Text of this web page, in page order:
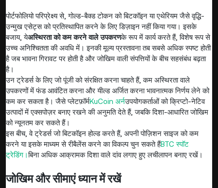
पोर्टफोलियो परिप्रेक्ष्य से, गोल्ड-बैक्ड टोकन को बिटकॉइन या एथेरियम जैसे वृद्धि-
उन्मुख एसेट्स को प्रतिस्थापित करने के लिए डिज़ाइन नहीं किया गया। इसके
बजाय, येअस्थिरता को कम करने वाले उपकरणके रूप में कार्य करते हैं, विशेष रूप से
उच्च अनिश्चितता की अवधि में। इनकी मूल्य प्रस्तावना तब सबसे अधिक स्पष्ट होती
है जब भावना गिरावट पर होती है और जोखिम वाली संपत्तियों के बीच सहसंबंध बढ़ता
है।
उन ट्रेडर्स के लिए जो पूंजी को संरक्षित करना चाहते हैं, कम अस्थिरता वाले
उपकरणों में फंड आवंटित करना और यील्ड अर्जित करना भावनात्मक निर्णय लेने को
कम कर सकता है। जैसे प्लेटफ़ॉर्मKuCoin अर्नउपयोगकर्ताओं को क्रिप्टो-नेटिव
उत्पादों में एक्सपोज़र बनाए रखने की अनुमति देते हैं, जबकि दिशा-आधारित जोखिम
को न्यूनतम कर सकते हैं।
इस बीच, वे ट्रेडर्स जो बिटकॉइन होल्ड करते हैं, अपनी पोज़िशन साइज को कम
करने या इसके माध्यम से रीबैलेंस करने का विकल्प चुन सकते हैंBTC स्पॉट
ट्रेडिंग।बिना अधिक आक्रामक दिशा वाले दांव लगाए हुए लचीलापन बनाए रखें।
जोखिम और सीमाएं ध्यान में रखें